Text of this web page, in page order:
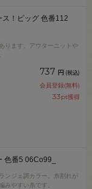
！ビッグ 色番112
ります。アウターニットや
737 円 (税込)
会員登録(無料)
33pt獲得
色番5 06Co99_
ンジェ調カラー。糸割れが
みやすい糸です。